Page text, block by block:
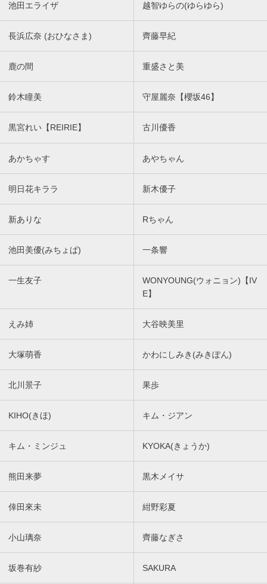
池田エライザ 越智ゆらの(ゆらゆら)
長浜広奈 (おひなさま) 齊藤早紀
鹿の間 重盛さと美
鈴木瞳美 守屋麗奈【櫻坂46】
黒宮れい【REIRIE】 古川優香
あかちゃす あやちゃん
明日花キララ 新木優子
新ありな Rちゃん
池田美優(みちょぱ) 一条響
一生友子
WONYOUNG(ウォニョン)【IV
E】
えみ姉 大谷映美里
大塚萌香 かわにしみき(みきぽん)
北川景子 果歩
KIHO(きほ) キム・ジアン
キム・ミンジュ KYOKA(きょうか)
熊田来夢 黒木メイサ
倖田來未 紺野彩夏
小山璃奈 齊藤なぎさ
坂巻有紗 SAKURA